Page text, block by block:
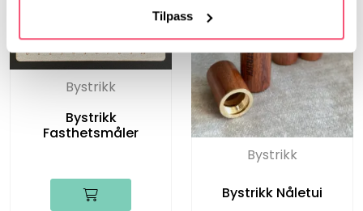
Tilpass
Bystrikk
Bystrikk
Fasthetsmåler
Bystrikk
Bystrikk Nåletui